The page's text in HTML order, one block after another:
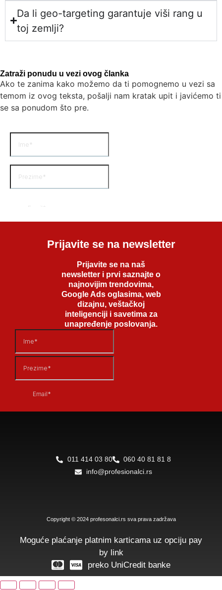
Da li geo-targeting garantuje viši rang u
toj zemlji?
Zatraži ponudu u vezi ovog članka
Ako te zanima kako možemo da ti pomognemo u vezi sa
temom iz ovog teksta, pošalji nam kratak upit i javićemo ti
se sa ponudom što pre.
Prijavite se na newsletter
Prijavite se na naš
newsletter i prvi saznajte o
najnovijim trendovima,
Google Ads oglasima, web
dizajnu, veštačkoj
inteligenciji i savetima za
unapređenje poslovanja.
011 414 03 80
060 40 81 81 8
info@profesionalci.rs
Copyright © 2024 profesonalci.rs sva prava zadržava
Moguće plaćanje platnim karticama uz opciju pay
by link
preko UniCredit banke